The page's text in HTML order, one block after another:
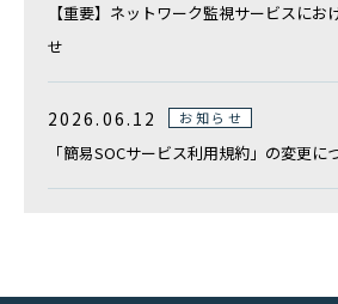
【重要】ネットワーク監視サービスにお
せ
2026.06.12 お知らせ
「簡易SOCサービス利用規約」の変更に